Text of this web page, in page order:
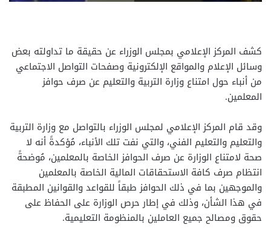
كشف المركز الإعلامي بمجلس الوزراء عن حقيقة ما تداولته بعض
وسائل الإعلام والمواقع الإلكترونية وصفحات التواصل الاجتماعي
من أنباء حول امتناع وزارة التربية والتعليم عن صرف حوافز
المعلمين.
وقد قام المركز الإعلامي لمجلس الوزراء بالتواصل مع وزارة التربية
والتعليم والتعليم الفني، والتي نفت تلك الأنباء، مُؤكدةً أنه لا
صحة لامتناع الوزارة عن صرف الحوافز الخاصة بالمعلمين، مُوضحةً
انتظام صرف كافة الاستحقاقات المالية الخاصة بالمعلمين
والموجهين بما في ذلك الحوافز طبقاً للقواعد والقوانين المطبقة
في هذا الشأن، وذلك في إطار حرص الوزارة على الحفاظ على
حقوق ومصالح جميع العاملين بالمنظومة التعليمية.